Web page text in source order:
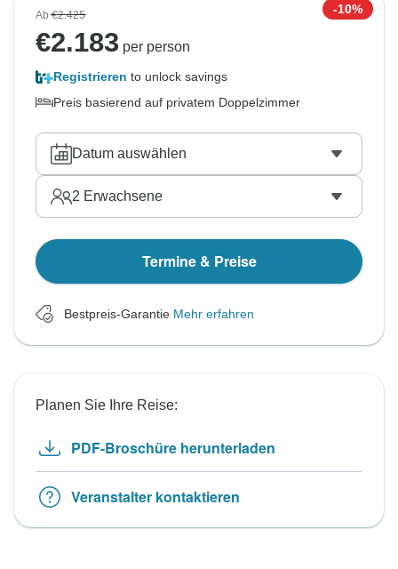
Ab€2.425 -10%
€2.183 per person
Registrieren to unlock savings
Preis basierend auf privatem Doppelzimmer
Datum auswählen
2 Erwachsene
Termine & Preise
Bestpreis-Garantie Mehr erfahren
Planen Sie Ihre Reise:
PDF-Broschüre herunterladen
Veranstalter kontaktieren